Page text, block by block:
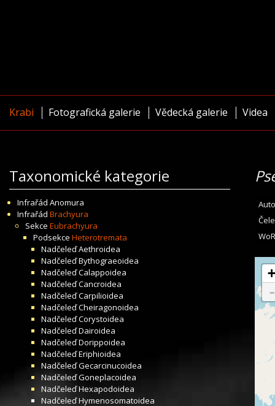
Krabi Fotografická galerie Vědecká galerie Videa
Taxonomické kategorie
Infrařád Anomura
Infrařád Brachyura
Sekce Eubrachyura
Podsekce Heterotremata
NadčeleďAethroidea
NadčeleďBythograeoidea
NadčeleďCalappoidea
NadčeleďCancroidea
NadčeleďCarpilioidea
NadčeleďCheiragonoidea
NadčeleďCorystoidea
NadčeleďDairoidea
NadčeleďDorippoidea
NadčeleďEriphioidea
NadčeleďGecarcinucoidea
NadčeleďGoneplacoidea
NadčeleďHexapodoidea
NadčeleďHymenosomatoidea
+